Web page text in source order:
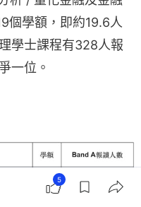
個學額，即約19.6人
學士課程有328人報
一位。
5